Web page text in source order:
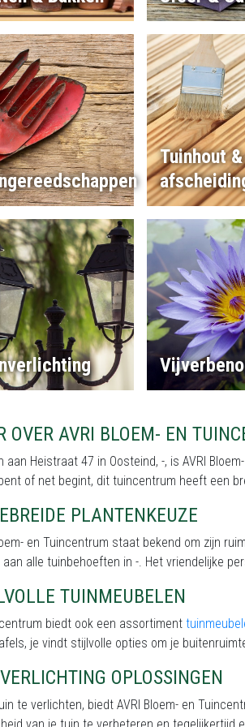
Tuinhout
OVER AVRI BLOEM- EN
aan Heistraat 47 in Oosteind, -, is AVRI
of net begint, dit tuincentrum heeft een
PLANTENKEUZE
en Tuincentrum staat bekend om zijn
alle tuinbehoeften in -. Het vriendelijke
TUINMEUBELEN
biedt ook een assortiment
je vindt stijlvolle opties om je
OPLOSSINGEN
te verlichten, biedt AVRI Bloem- en